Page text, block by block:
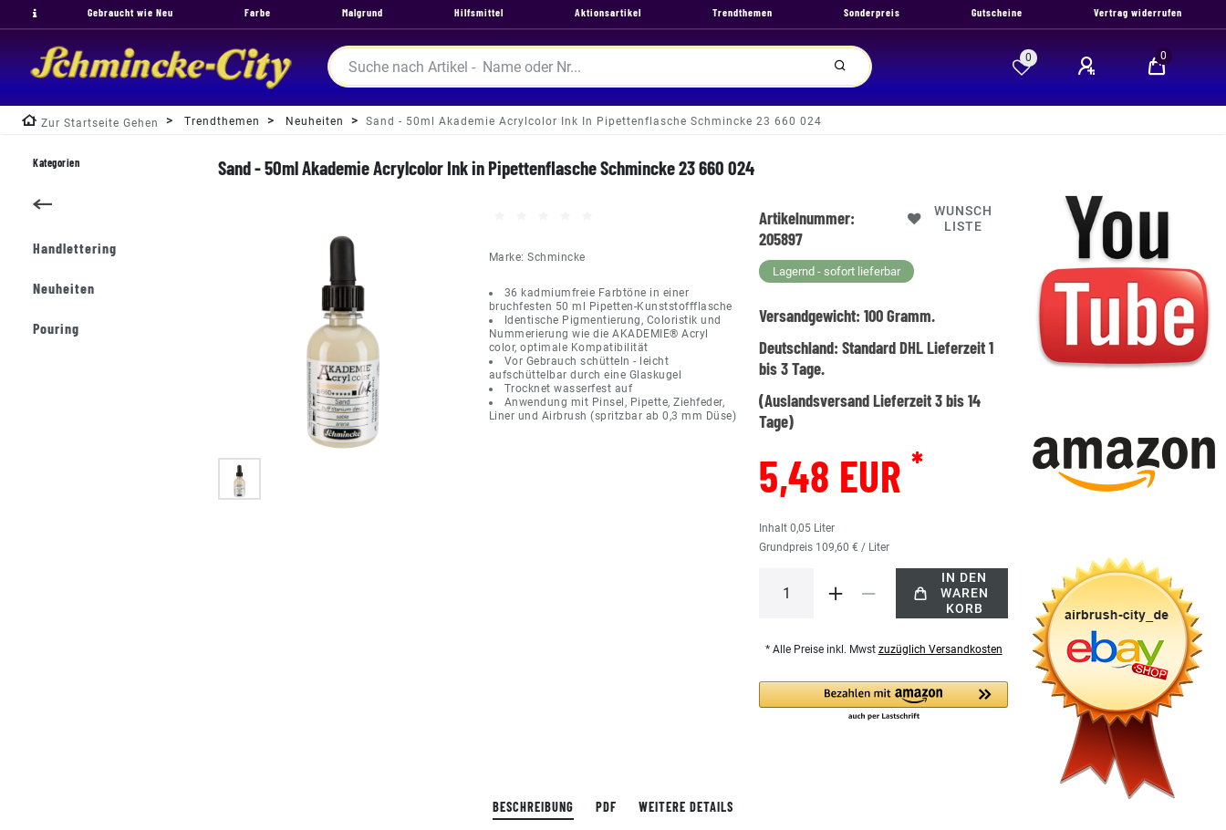
Gebraucht wie Neu Farbe Malgrund Hilfsmittel Aktionsartikel Trendthemen Sonderpreis Gutscheine Vertrag widerrufen
0 0
Zur Startseite Gehen Trendthemen Neuheiten Sand - 50ml Akademie Acrylcolor Ink In Pipettenflasche Schmincke 23 660 024
Sand - 50ml Akademie Acrylcolor Ink in Pipettenflasche Schmincke 23 660 024
Marke:Schmincke
36 kadmiumfreie Farbtöne in einer
bruchfesten 50 ml Pipetten-Kunststoffflasche
Identische Pigmentierung, Coloristik und
Nummerierung wie die AKADEMIE® Acryl
color, optimale Kompatibilität
Vor Gebrauch schütteln - leicht
aufschüttelbar durch eine Glaskugel
Trocknet wasserfest auf
Anwendung mit Pinsel, Pipette, Ziehfeder,
Liner und Airbrush (spritzbar ab 0,3 mm Düse)
Artikelnummer:
205897
WUNSCH
LISTE
Lagernd - sofort lieferbar
Versandgewicht:100Gramm.
Deutschland:Standard DHL Lieferzeit 1
bis 3 Tage.
(Auslandsversand Lieferzeit 3 bis 14
Tage)
5,48 EUR *
Inhalt0,05 Liter
Grundpreis 109,60 € / Liter
IN DEN
WAREN
KORB
* Alle Preise inkl. Mwst zuzüglich Versandkosten
BESCHREIBUNG PDF WEITERE DETAILS
Kategorien
Handlettering
Neuheiten
Pouring